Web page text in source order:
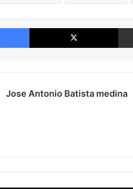
Facebook X
Jose Antonio Batista medina